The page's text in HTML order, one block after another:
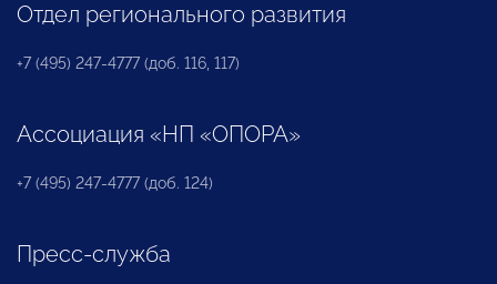
Отдел регионального развития
+7 (495) 247-4777 (доб. 116, 117)
Ассоциация «НП «ОПОРА»
+7 (495) 247-4777 (доб. 124)
Пресс-служба